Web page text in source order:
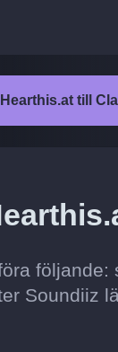
till
följande:
Soundiiz